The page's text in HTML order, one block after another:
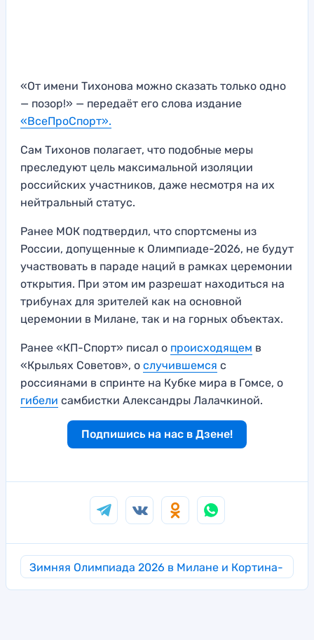
«От имени Тихонова можно сказать только одно
— позор!» — передаёт его слова издание
«ВсеПроСпорт».
Сам Тихонов полагает, что подобные меры
преследуют цель максимальной изоляции
российских участников, даже несмотря на их
нейтральный статус.
Ранее МОК подтвердил, что спортсмены из
России, допущенные к Олимпиаде-2026, не будут
участвовать в параде наций в рамках церемонии
открытия. При этом им разрешат находиться на
трибунах для зрителей как на основной
церемонии в Милане, так и на горных объектах.
Ранее «КП-Спорт» писал о происходящем в
«Крыльях Советов», о случившемся с
россиянами в спринте на Кубке мира в Гомсе, о
гибели самбистки Александры Лалачкиной.
Подпишись на нас в Дзене!
Зимняя Олимпиада 2026 в Милане и Кортина-
д’Ампеццо